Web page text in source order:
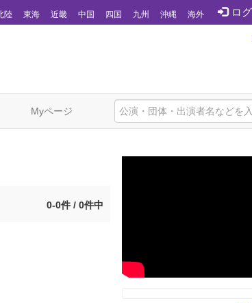
ロ
陸 東海 近畿 中国 四国 九州 沖縄 海外
Myページ
0-0件 / 0件中